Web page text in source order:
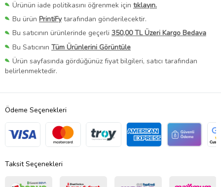
Ürünün iade politikasını öğrenmek için tıklayın.
Bu ürün PrintiFytarafından gönderilecektir.
Bu satıcının ürünlerinde geçerli 350,00 TL Üzeri Kargo Bedava
Bu Satıcının Tüm Ürünlerini Görüntüle
Ürün sayfasında gördüğünüz fiyat bilgileri, satıcı tarafından
belirlenmektedir.
Ödeme Seçenekleri
Taksit Seçenekleri